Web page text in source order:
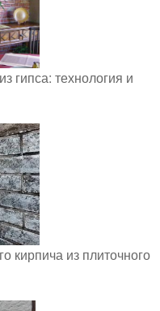
гипса: технология и
кирпича из плиточного